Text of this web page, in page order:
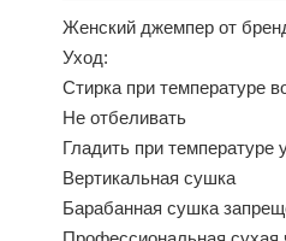
Женский джемпер от
Уход:
Стирка при температуре
Не отбеливать
Гладить при температуре
Вертикальная сушка
Барабанная сушка